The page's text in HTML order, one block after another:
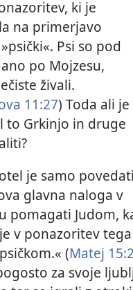
ki je
na primerjavo
Psi so pod
po Mojzesu,
živali.
11:27) Toda ali je
to Grkinjo in druge
je samo
glavna naloga v
pomagati Judom,
v ponazoritev
(Matej
za svoje